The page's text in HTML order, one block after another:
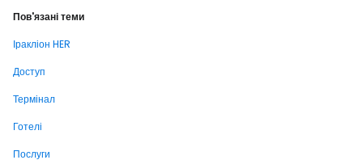
Пов'язані теми
Іракліон HER
Доступ
Термінал
Готелі
Послуги